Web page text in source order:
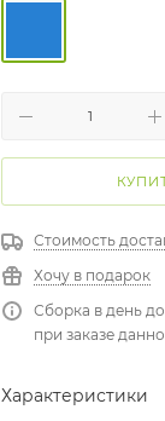
Стоимость
Хочу в подарок
Сборка в день
при заказе
Характеристики